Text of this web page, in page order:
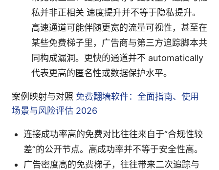
私并非正相关 速度提升并不等于隐私提升。
高速通道可能伴随更宽的流量可视性，甚至在
某些免费梯子里，广告商与第三方追踪脚本共
同构成漏洞。更快的通道并不 automatically
代表更高的匿名性或数据保护水平。
案例映射与对照 免费翻墙软件：全面指南、使用
场景与风险评估 2026
连接成功率高的免费对比往往来自于“合规性较
差”的公开节点。高成功率并不等于安全性高。
广告密度高的免费梯子，往往带来二次追踪与